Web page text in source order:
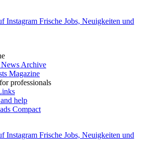
Instagram Frische Jobs, Neuigkeiten und
Archive
Magazine
professionals
help
Compact
Instagram Frische Jobs, Neuigkeiten und